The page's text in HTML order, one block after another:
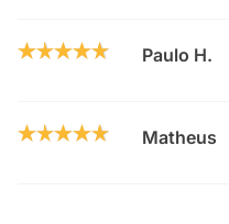
Paulo H.
Matheus